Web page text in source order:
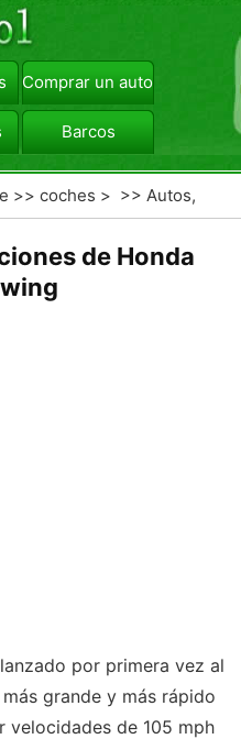
Comprar un automóvil
Barcos
>>coches > >>Autos,
de Honda
por primera vez al
grande y más rápido
velocidades de 105 mph